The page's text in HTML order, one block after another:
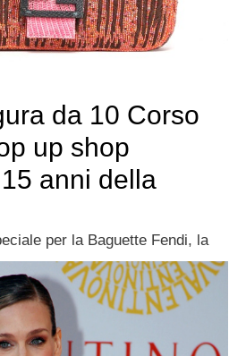
da 10 Corso
up shop
anni della
per la Baguette Fendi, la